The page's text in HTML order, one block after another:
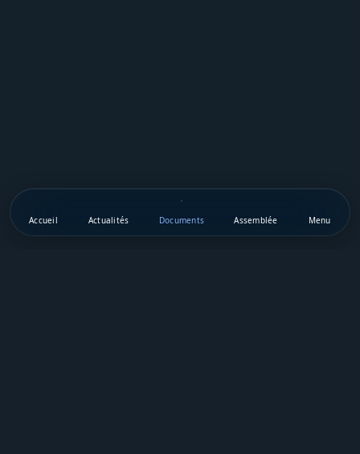
Accueil Actualités Documents Assemblée Menu